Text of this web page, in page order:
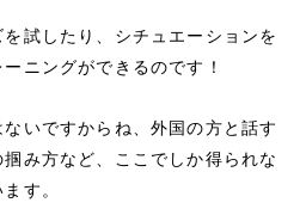
試したり、シチュエーションを
ニングができるのです！
いですからね、外国の方と話す
み方など、ここでしか得られな
す。